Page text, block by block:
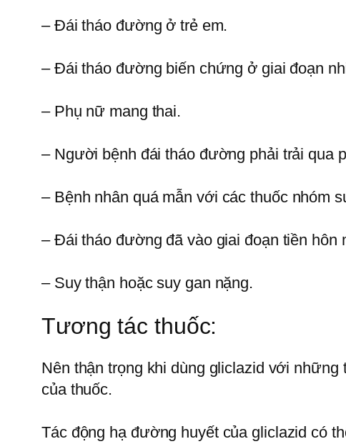
– Đái tháo đường ở trẻ em.
– Đái tháo đường biến chứng ở giai đoạn
– Phụ nữ mang thai.
– Người bệnh đái tháo đường phải trải qua
– Bệnh nhân quá mẫn với các thuốc nhóm
– Đái tháo đường đã vào giai đoạn tiền hôn
– Suy thận hoặc suy gan nặng.
Tương tác thuốc:
Nên thận trọng khi dùng gliclazid với
của thuốc.
Tác động hạ đường huyết của gliclazid có